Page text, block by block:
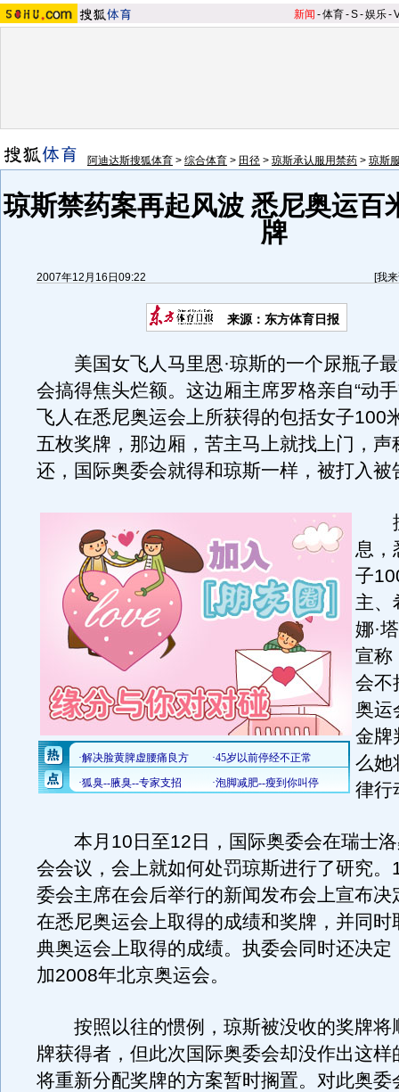
新闻 -体育-S-娱乐-
阿迪达斯搜狐体育 > 综合体育 > 田径 > 琼斯承认服用禁药 > 琼斯
琼斯禁药案再起风波 悉尼奥运百
牌
2007年12月16日09:22 [我
来源：东方体育日报
美国女飞人马里恩·琼斯的一个尿瓶子最
会搞得焦头烂额。这边厢主席罗格亲自“动
飞人在悉尼奥运会上所获得的包括女子100
五枚奖牌，那边厢，苦主马上就找上门，声
还，国际奥委会就得和琼斯一样，被打入被
据
息，
子
主、
娜·
宣称
会不
奥运
金牌
么她
律行
本月10日至12日，国际奥委会在瑞士洛
会会议，会上就如何处罚琼斯进行了研究。
委会主席在会后举行的新闻发布会上宣布决
在悉尼奥运会上取得的成绩和奖牌，并同时
典奥运会上取得的成绩。执委会同时还决定
加2008年北京奥运会。
按照以往的惯例，琼斯被没收的奖牌将
牌获得者，但此次国际奥委会却没作出这样
将重新分配奖牌的方案暂时搁置。对此奥委